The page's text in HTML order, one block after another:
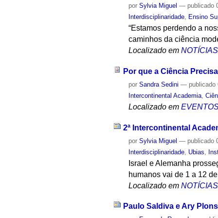
porSylvia Miguel — publicado
Interdisciplinaridade, Ensino
“Estamos perdendo a
caminhos da ciência
Localizado em NOTÍCIAS
Por que a Ciência
porSandra Sedini — publicado
Intercontinental Academia ,
Localizado em
2ª Intercontinental
porSylvia Miguel — publicado
Interdisciplinaridade Ubias
Israel e Alemanha
humanos vai de 1 a 12
Localizado em NOTÍCIAS
Paulo Saldiva e Ary